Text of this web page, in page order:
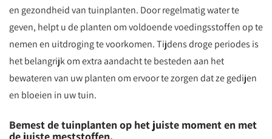
en gezondheid van tuinplanten. Door regelmatig water te
geven, helpt u de planten om voldoende voedingsstoffen op te
nemen en uitdroging te voorkomen. Tijdens droge periodes is
het belangrijk om extra aandacht te besteden aan het
bewateren van uw planten om ervoor te zorgen dat ze gedijen
en bloeien in uw tuin.
Bemest de tuinplanten op het juiste moment en met